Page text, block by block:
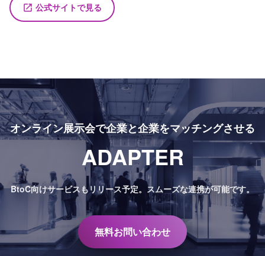
launch 公式サイトで見る
オンライン展示会で企業と企業をマッチングさせる
ADAPTER
BtoC向けサービスもリリース予定。 スムーズな連携が可能です。
無料お問い合わせ